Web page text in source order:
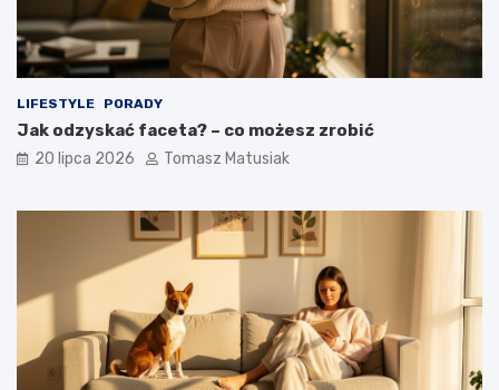
LIFESTYLE PORADY
Jak odzyskać faceta? – co możesz zrobić
20 lipca 2026 Tomasz Matusiak